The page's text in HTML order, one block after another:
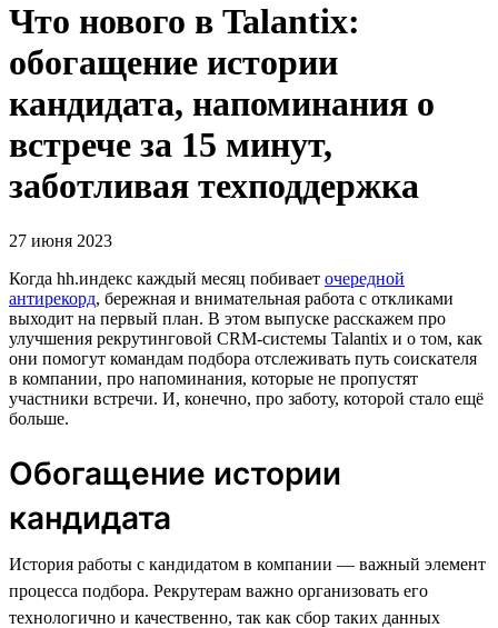
Что нового в Talantix:
обогащение истории
кандидата, напоминания о
встрече за 15 минут,
заботливая техподдержка
27 июня 2023
Когда hh.индекс каждый месяц побивает очередной
антирекорд, бережная и внимательная работа с откликами
выходит на первый план. В этом выпуске расскажем про
улучшения рекрутинговой CRM-системы Talantix и о том, как
они помогут командам подбора отслеживать путь соискателя
в компании, про напоминания, которые не пропустят
участники встречи. И, конечно, про заботу, которой стало ещё
больше.
Обогащение истории
кандидата
История работы с кандидатом в компании — важный элемент
процесса подбора. Рекрутерам важно организовать его
технологично и качественно, так как сбор таких данных